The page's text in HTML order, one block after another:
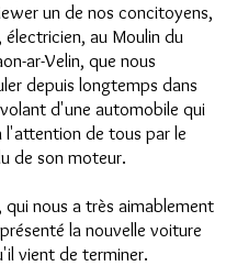
un de nos concitoyens,
électricien, au Moulin du
ar-Velin, que nous
depuis longtemps dans
d'une automobile qui
l'attention de tous par le
de son moteur.
qui nous a très aimablement
la nouvelle voiture
vient de terminer.